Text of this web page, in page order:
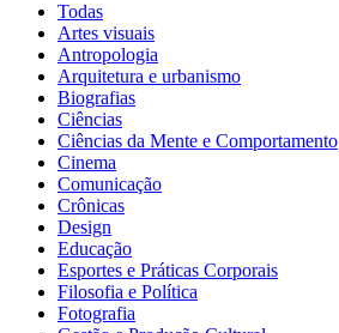
Todas
Artes visuais
Antropologia
Arquitetura e urbanismo
Biografias
Ciências
Ciências da Mente e Comportamento
Cinema
Comunicação
Crônicas
Design
Educação
Esportes e Práticas Corporais
Filosofia e Política
Fotografia